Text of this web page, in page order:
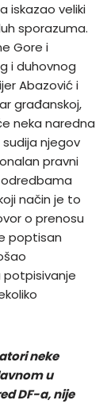
iskazao veliki
sporazuma.
Gore i
i duhovnog
Abazović i
građanskoj,
neka naredna
njegov
pravni
način je to
o prenosu
poptisan
potpisivanje
neke
u
DF-a, nije